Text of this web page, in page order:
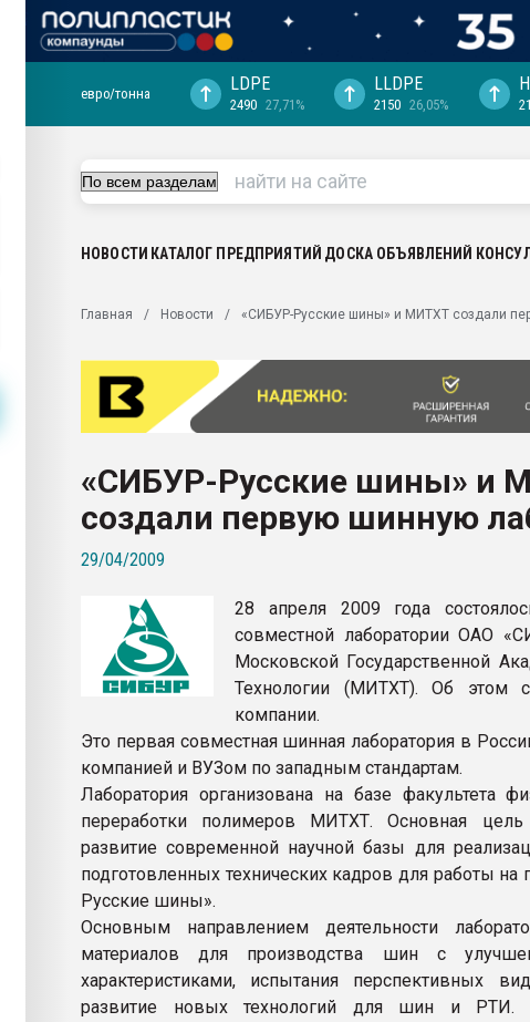
ближайшее подмосковье, с.-в.
Подмосковье, Москва
первый план в переработке
28.07.2026 "Технониколь" довольна
Всё, что касается выдува ПЭТ
Материал поверхности пуансона для
Продам отходы Композиция
поликарбоната и АБС-пластика
Armaloy PC/ABS-1IM черный цвет
евро/тонна LDPE
2490 27,71%
LLDPE
2150 26,05%
НОВОСТИ КАТАЛОГ ПРЕДПРИЯТИЙ ДОСКА ОБЪЯВЛЕНИЙ
Главная Новости «СИБУР-Русские шины» и МИТХТ создали
«СИБУР-Русские шины» и
создали первую шинную
29/04/2009
28 апреля 2009 года
совместной лаборатории ОАО
Московской Государственной
Технологии (МИТХТ). Об этом
компании.
Это первая совместная шинная лаборатория в
компанией и ВУЗом по западным стандартам.
Лаборатория организована на базе факультета
переработки полимеров МИТХТ. Основная цель
развитие современной научной базы для
подготовленных технических кадров для работы
Русские шины».
Основным направлением деятельности
материалов для производства шин с
характеристиками, испытания перспективных
развитие новых технологий для шин и РТИ.